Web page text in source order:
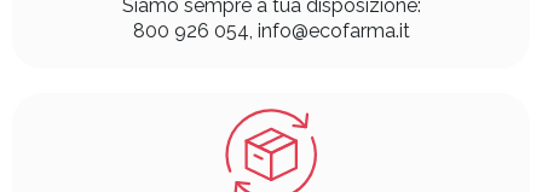
Siamo sempre a tua disposizione:
800 926 054, info@ecofarma.it